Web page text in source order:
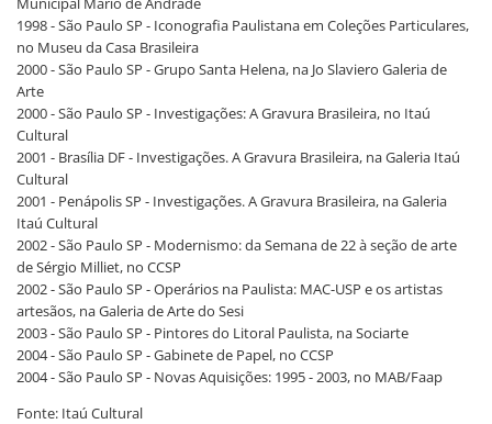
1998 - São Paulo SP - Iconografia Paulistana em Coleções Particulares,
no Museu da Casa Brasileira
2000 - São Paulo SP - Grupo Santa Helena, na Jo Slaviero Galeria de
Arte
2000 - São Paulo SP - Investigações: A Gravura Brasileira, no Itaú
Cultural
2001 - Brasília DF - Investigações. A Gravura Brasileira, na Galeria Itaú
Cultural
2001 - Penápolis SP - Investigações. A Gravura Brasileira, na Galeria
Itaú Cultural
2002 - São Paulo SP - Modernismo: da Semana de 22 à seção de arte
de Sérgio Milliet, no CCSP
2002 - São Paulo SP - Operários na Paulista: MAC-USP e os artistas
artesãos, na Galeria de Arte do Sesi
2003 - São Paulo SP - Pintores do Litoral Paulista, na Sociarte
2004 - São Paulo SP - Gabinete de Papel, no CCSP
2004 - São Paulo SP - Novas Aquisições: 1995 - 2003, no MAB/Faap
Fonte: Itaú Cultural